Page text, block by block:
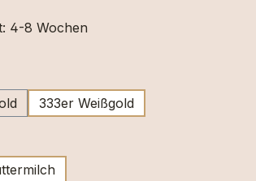
4-8 Wochen
333er Weißgold